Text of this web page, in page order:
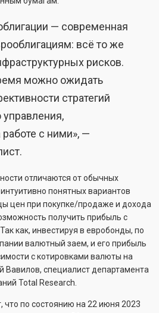
— современная
всё то же
рисков.
можно ожидать
стратегий
управления,
с ними», —
отличаются от обычных
понятных вариантов
цен при покупке/продаже и дохода
получить прибыль с
как, инвестируя в евробонды, по
валютный заем, и его прибыль
с котировками валюты на
Вавилов, специалист департамента
Total Research.
что по состоянию на 22 июня 2023